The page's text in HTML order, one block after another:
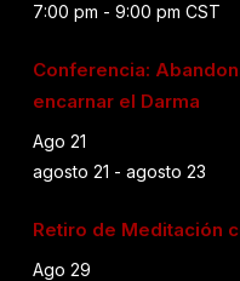
7:00 pm - 9:00 pm CST
Conferencia:
encarnar el Darma
Ago 21
agosto 21 - agosto 23
Retiro de Meditación
Ago 29